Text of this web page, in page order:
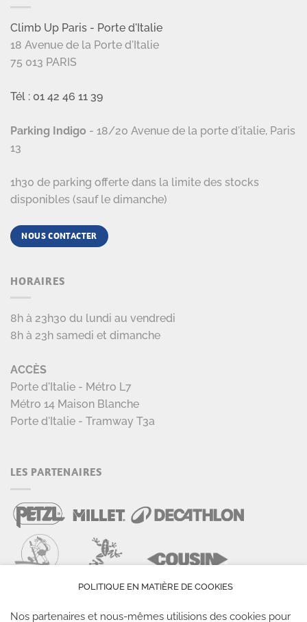
Climb Up Paris - Porte d'Italie
18 Avenue de la Porte d'Italie
75 013 PARIS
Tél : 01 42 46 11 39
Parking Indigo - 18/20 Avenue de la porte d'italie, Paris
13
1h30 de parking offerte dans la limite des stocks
disponibles (sauf le dimanche)
NOUS CONTACTER
HORAIRES
8h à 23h30 du lundi au vendredi
8h à 23h samedi et dimanche
ACCÈS
Porte d'Italie - Métro L7
Métro 14 Maison Blanche
Porte d'Italie - Tramway T3a
LES PARTENAIRES
POLITIQUE EN MATIÈRE DE COOKIES
Nos partenaires et nous-mêmes utilisions des cookies pour